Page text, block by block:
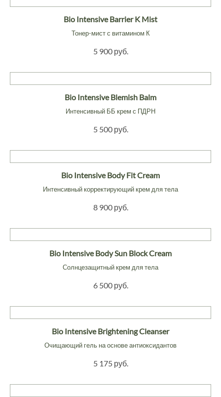
Bio Intensive Barrier K Mist
Тонер-мист с витамином К
5 900 руб.
Bio Intensive Blemish Balm
Интенсивный ББ крем с ПДРН
5 500 руб.
Bio Intensive Body Fit Cream
Интенсивный корректирующий крем для тела
8 900 руб.
Bio Intensive Body Sun Block Cream
Солнцезащитный крем для тела
6 500 руб.
Bio Intensive Brightening Cleanser
Очищающий гель на основе антиоксидантов
5 175 руб.